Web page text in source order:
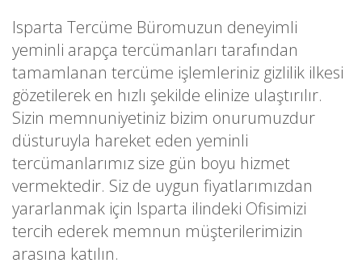
Isparta Tercüme Büromuzun deneyimli
yeminli arapça tercümanları tarafından
tamamlanan tercüme işlemleriniz gizlilik ilkesi
gözetilerek en hızlı şekilde elinize ulaştırılır.
Sizin memnuniyetiniz bizim onurumuzdur
düsturuyla hareket eden yeminli
tercümanlarımız size gün boyu hizmet
vermektedir. Siz de uygun fiyatlarımızdan
yararlanmak için Isparta ilindeki Ofisimizi
tercih ederek memnun müşterilerimizin
arasına katılın.